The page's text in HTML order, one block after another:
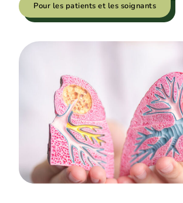
Pour les patients et les soignants